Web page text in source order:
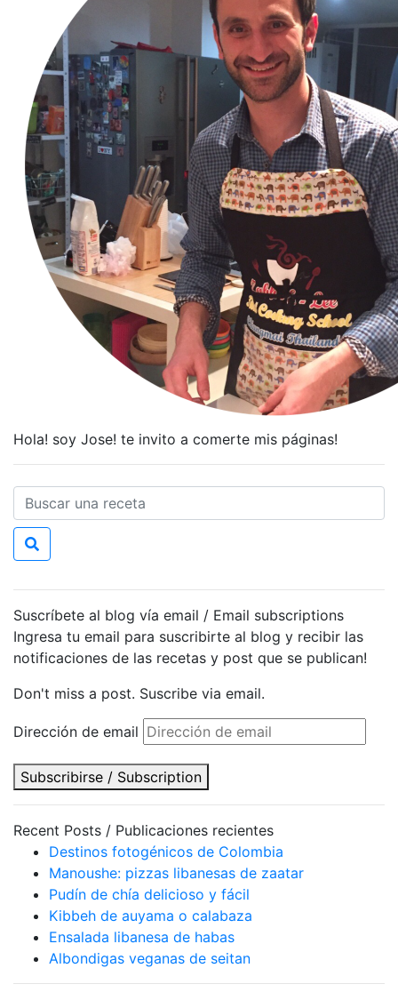
Hola! soy Jose! te invito a comerte mis páginas!
Suscríbete al blog vía email / Email subscriptions
Ingresa tu email para suscribirte al blog y recibir las
notificaciones de las recetas y post que se publican!
Don't miss a post. Suscribe via email.
Dirección de email
Subscribirse / Subscription
Recent Posts / Publicaciones recientes
Destinos fotogénicos de Colombia
Manoushe: pizzas libanesas de zaatar
Pudín de chía delicioso y fácil
Kibbeh de auyama o calabaza
Ensalada libanesa de habas
Albondigas veganas de seitan